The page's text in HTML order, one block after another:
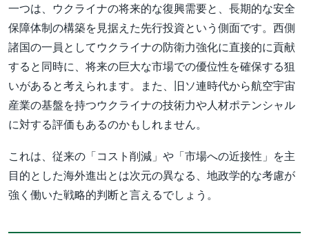
一つは、ウクライナの将来的な復興需要と、長期的な安全
保障体制の構築を見据えた先行投資という側面です。西側
諸国の一員としてウクライナの防衛力強化に直接的に貢献
すると同時に、将来の巨大な市場での優位性を確保する狙
いがあると考えられます。また、旧ソ連時代から航空宇宙
産業の基盤を持つウクライナの技術力や人材ポテンシャル
に対する評価もあるのかもしれません。
これは、従来の「コスト削減」や「市場への近接性」を主
目的とした海外進出とは次元の異なる、地政学的な考慮が
強く働いた戦略的判断と言えるでしょう。